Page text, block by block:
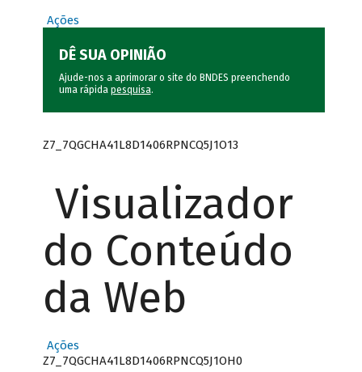
Ações
DÊ SUA OPINIÃO
Ajude-nos a aprimorar o site do BNDES preenchendo
uma rápida pesquisa.
Z7_7QGCHA41L8D1406RPNCQ5J1O13
Visualizador
do Conteúdo
da Web
Ações
Z7_7QGCHA41L8D1406RPNCQ5J1OH0